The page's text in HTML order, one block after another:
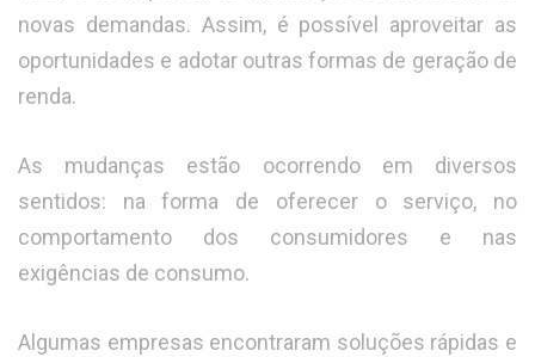
novas demandas. Assim, é possível aproveitar as
oportunidades e adotar outras formas de geração de
renda.
As mudanças estão ocorrendo em diversos
sentidos: na forma de oferecer o serviço, no
comportamento dos consumidores e nas
exigências de consumo.
Algumas empresas encontraram soluções rápidas e